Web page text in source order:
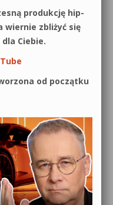
produkcję hip-
wiernie zbliżyć się
Ciebie.
od początku